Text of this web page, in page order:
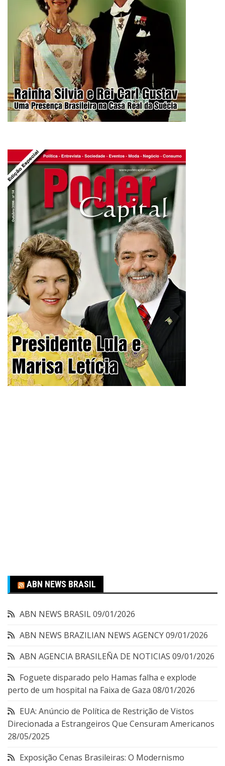
ABN NEWS BRASIL
ABN NEWS BRASIL09/01/2026
ABN NEWS BRAZILIAN NEWS AGENCY09/01/2026
ABN AGENCIA BRASILEÑA DE NOTICIAS 09/01/2026
Foguete disparado pelo Hamas falha e explode
perto de um hospital na Faixa de Gaza 08/01/2026
EUA: Anúncio de Política de Restrição de Vistos
Direcionada a Estrangeiros Que Censuram Americanos
28/05/2025
Exposição Cenas Brasileiras: O Modernismo